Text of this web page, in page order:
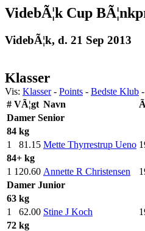
VidebÃ¦k Cup
VidebÃ¦k, d. 21 Sep 2013
Klasser
Vis: Klasser- Points - Bedste Klub -
# VÃ¦gt Navn
Damer Senior
84 kg
1
81.15 Mette Thyrrestrup Ueno
84+ kg
1 120.60 Annette R Christensen
Damer Junior
63 kg
1
62.00 Stine J Koch
72 kg